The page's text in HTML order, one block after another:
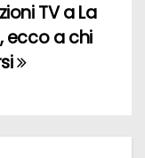
TV a La
ecco a chi